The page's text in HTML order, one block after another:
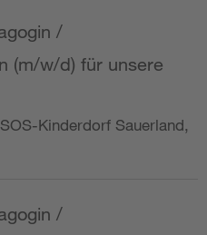
/
(m/w/d) für unsere
Kinderdorf Sauerland,
/